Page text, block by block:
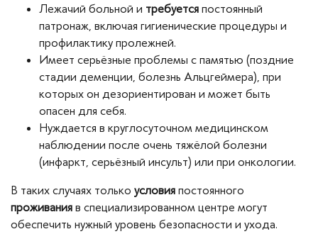
Лежачий больной и требуется постоянный
патронаж, включая гигиенические процедуры и
профилактику пролежней.
Имеет серьёзные проблемы с памятью (поздние
стадии деменции, болезнь Альцгеймера), при
которых он дезориентирован и может быть
опасен для себя.
Нуждается в круглосуточном медицинском
наблюдении после очень тяжёлой болезни
(инфаркт, серьёзный инсульт) или при онкологии.
В таких случаях только условия постоянного
проживания в специализированном центре могут
обеспечить нужный уровень безопасности и ухода.